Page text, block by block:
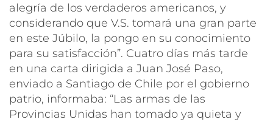
alegría de los verdaderos americanos, y
considerando que V.S. tomará una gran parte
en este Júbilo, la pongo en su conocimiento
para su satisfacción”. Cuatro días más tarde
en una carta dirigida a Juan José Paso,
enviado a Santiago de Chile por el gobierno
patrio, informaba: “Las armas de las
Provincias Unidas han tomado ya quieta y